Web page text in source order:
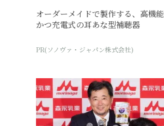
オーダーメイドで製作する、高機能
かつ充電式の耳あな型補聴器
PR(ソノヴァ・ジャパン株式会社)